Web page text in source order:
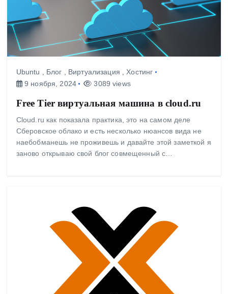
Ubuntu , Блог , Виртуализация ,Хостинг
9 ноября, 2024
3089 views
Free Tier виртуальная машина в cloud.ru
Cloud.ru как показала практика, это на самом деле
Сберовское облако и есть несколько нюансов вида не
наебобманешь не проживешь и давайте этой заметкой я
заново открываю свой блог совмещенный с…